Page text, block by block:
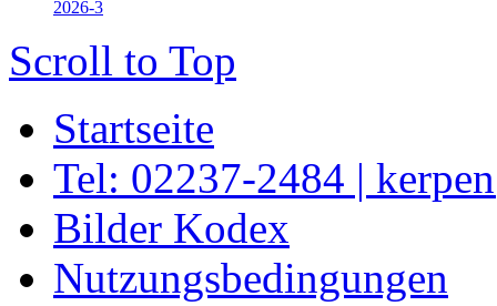
2026-3
Scroll to Top
Startseite
Tel: 02237-2484 |
Bilder Kodex
Nutzungsbedingungen